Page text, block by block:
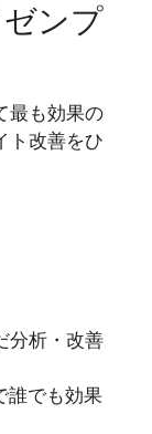
ンプ
最も効果の
ト改善をひ
分析・改善
誰でも効果